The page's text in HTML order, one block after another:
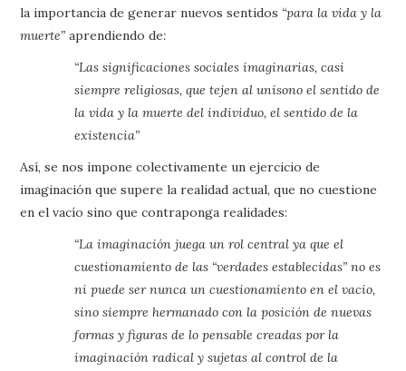
la importancia de generar nuevos sentidos “para la vida y la
muerte”aprendiendo de:
“Las significaciones sociales imaginarias, casi
siempre religiosas, que tejen al unísono el sentido de
la vida y la muerte del individuo, el sentido de la
existencia”
Así, se nos impone colectivamente un ejercicio de
imaginación que supere la realidad actual, que no cuestione
en el vacío sino que contraponga realidades:
“La imaginación juega un rol central ya que el
cuestionamiento de las “verdades establecidas” no es
ni puede ser nunca un cuestionamiento en el vacio,
sino siempre hermanado con la posición de nuevas
formas y figuras de lo pensable creadas por la
imaginación radical y sujetas al control de la